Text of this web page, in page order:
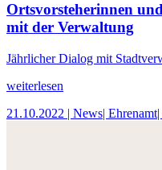
Ortsvorsteherinnen
mit der Verwaltung
Jährlicher Dialog mit
weiterlesen
21.10.2022 | News| Ehrenamt